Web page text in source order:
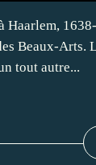
Haarlem,
Beaux-Arts.
tout autre...